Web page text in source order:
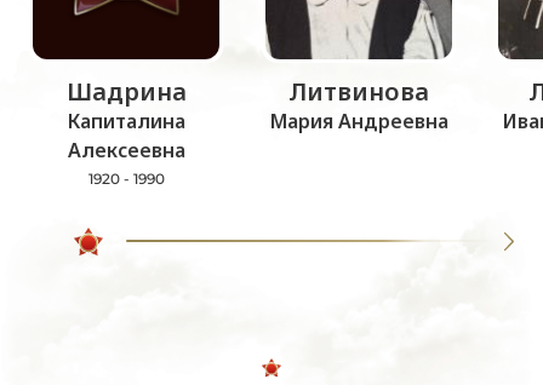
Шадрина
Капиталина
Алексеевна
1920 - 1990
Литвинова
Мария Андреевна